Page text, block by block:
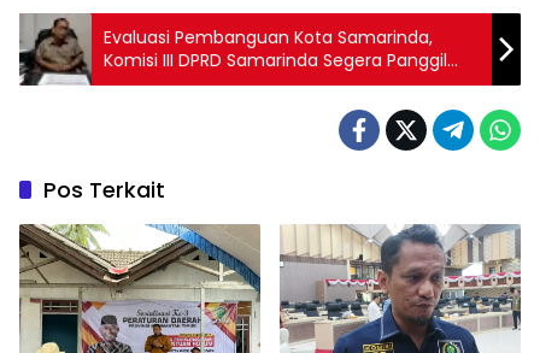
Evaluasi Pembanguan Kota Samarinda,
Komisi III DPRD Samarinda Segera Panggil
Mitra OPD
Pos Terkait